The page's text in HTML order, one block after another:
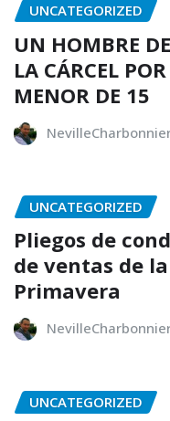
UNCATEGORIZED
UN HOMBRE
LA CÁRCEL
MENOR DE 15
UNCATEGORIZED
Pliegos de
de ventas de
Primavera
UNCATEGORIZED